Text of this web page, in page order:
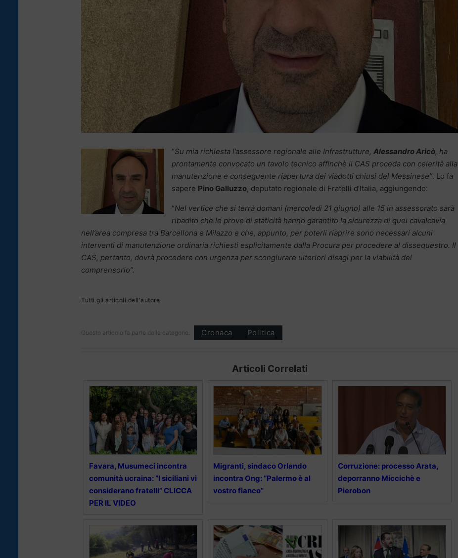
“Su mia richiesta l’assessore regionale alle Infrastrutture, Alessandro Aricò, ha
prontamente convocato un tavolo tecnico affinchè il CAS proceda con celerità alla
manutenzione e conseguente riapertura dei viadotti chiusi del Messinese”. Lo fa
sapere Pino Galluzzo, deputato regionale di Fratelli d’Italia, aggiungendo:
“Nel vertice che si terrà domani (mercoledì 21 giugno) alle 15 in assessorato sarà
ribadito che le prove di staticità hanno garantito la sicurezza di quei cavalcavia
nell’area compresa tra Barcellona e Milazzo e che, appunto, per poterli riaprire sono necessari alcuni
interventi di manutenzione ordinaria richiesti esplicitamente dalla Procura per procedere al dissequestro. Il
CAS, pertanto, dovrà procedere con urgenza per scongiurare ulteriori disagi per la viabilità del
comprensorio”.
Tutti gli articoli dell'autore
Questo articolo fa parte delle categorie: Cronaca Politica
Articoli Correlati
Favara, Musumeci incontra
comunità ucraina: “I siciliani vi
considerano fratelli” CLICCA
PER IL VIDEO
Migranti, sindaco Orlando
incontra Ong: “Palermo è al
vostro fianco”
Corruzione: processo Arata,
deporranno Miccichè e
Pierobon